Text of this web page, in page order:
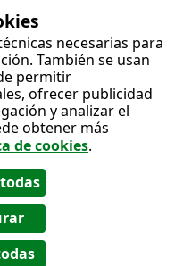
necesarias para
También se usan
permitir
ofrecer publicidad
y analizar el
obtener más
de cookies.